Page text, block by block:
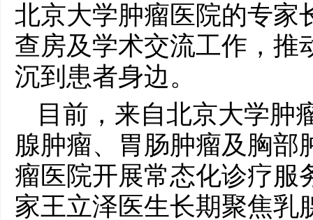
北京大学肿瘤医院的专家
查房及学术交流工作，推
沉到患者身边。
目前，来自北京大学肿
腺肿瘤、胃肠肿瘤及胸部
瘤医院开展常态化诊疗服
家王立泽医生长期聚焦乳